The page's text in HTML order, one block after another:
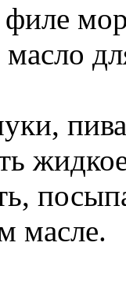
филе
масло
масле.